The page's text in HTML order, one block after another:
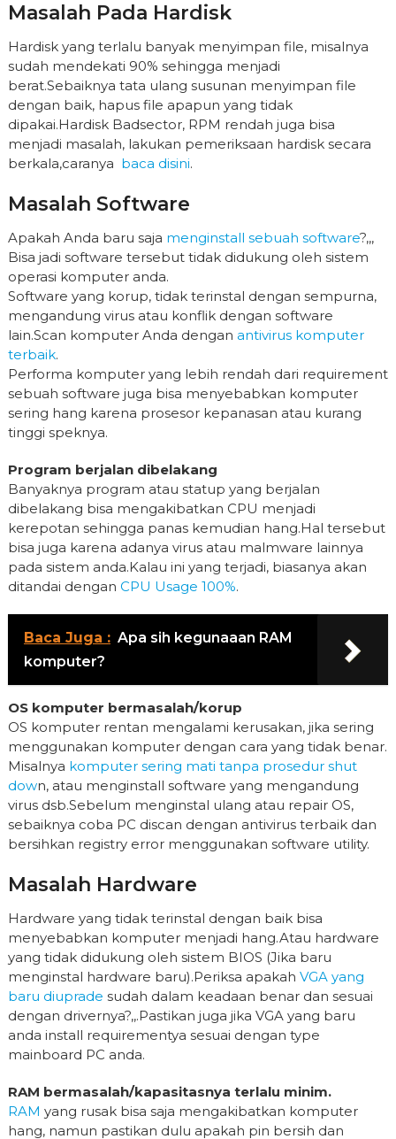
Masalah Pada Hardisk
Hardisk yang terlalu banyak menyimpan file, misalnya
sudah mendekati 90% sehingga menjadi
berat.Sebaiknya tata ulang susunan menyimpan file
dengan baik, hapus file apapun yang tidak
dipakai.Hardisk Badsector, RPM rendah juga bisa
menjadi masalah, lakukan pemeriksaan hardisk secara
berkala,caranya baca disini.
Masalah Software
Apakah Anda baru saja menginstall sebuah software?,,,
Bisa jadi software tersebut tidak didukung oleh sistem
operasi komputer anda.
Software yang korup, tidak terinstal dengan sempurna,
mengandung virus atau konflik dengan software
lain.Scan komputer Anda dengan antivirus komputer
terbaik.
Performa komputer yang lebih rendah dari requirement
sebuah software juga bisa menyebabkan komputer
sering hang karena prosesor kepanasan atau kurang
tinggi speknya.
Program berjalan dibelakang
Banyaknya program atau statup yang berjalan
dibelakang bisa mengakibatkan CPU menjadi
kerepotan sehingga panas kemudian hang.Hal tersebut
bisa juga karena adanya virus atau malmware lainnya
pada sistem anda.Kalau ini yang terjadi, biasanya akan
ditandai dengan CPU Usage 100%.
Baca Juga : Apa sih kegunaaan RAM
komputer?
OS komputer bermasalah/korup
OS komputer rentan mengalami kerusakan, jika sering
menggunakan komputer dengan cara yang tidak benar.
Misalnya komputer sering mati tanpa prosedur shut
down, atau menginstall software yang mengandung
virus dsb.Sebelum menginstal ulang atau repair OS,
sebaiknya coba PC discan dengan antivirus terbaik dan
bersihkan registry error menggunakan software utility.
Masalah Hardware
Hardware yang tidak terinstal dengan baik bisa
menyebabkan komputer menjadi hang.Atau hardware
yang tidak didukung oleh sistem BIOS (Jika baru
menginstal hardware baru).Periksa apakah VGA yang
baru diuprade sudah dalam keadaan benar dan sesuai
dengan drivernya?,,.Pastikan juga jika VGA yang baru
anda install requirementya sesuai dengan type
mainboard PC anda.
RAM bermasalah/kapasitasnya terlalu minim.
RAM yang rusak bisa saja mengakibatkan komputer
hang, namun pastikan dulu apakah pin bersih dan